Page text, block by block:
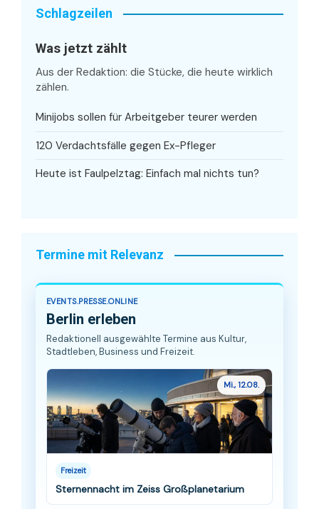
Schlagzeilen
Was jetzt zählt
Aus der Redaktion: die Stücke, die heute wirklich
zählen.
Minijobs sollen für Arbeitgeber teurer werden
120 Verdachtsfälle gegen Ex-Pfleger
Heute ist Faulpelztag: Einfach mal nichts tun?
Termine mit Relevanz
EVENTS.PRESSE.ONLINE
Berlin erleben
Redaktionell ausgewählte Termine aus Kultur,
Stadtleben, Business und Freizeit.
Mi., 12.08.
Freizeit
Sternennacht im Zeiss Großplanetarium